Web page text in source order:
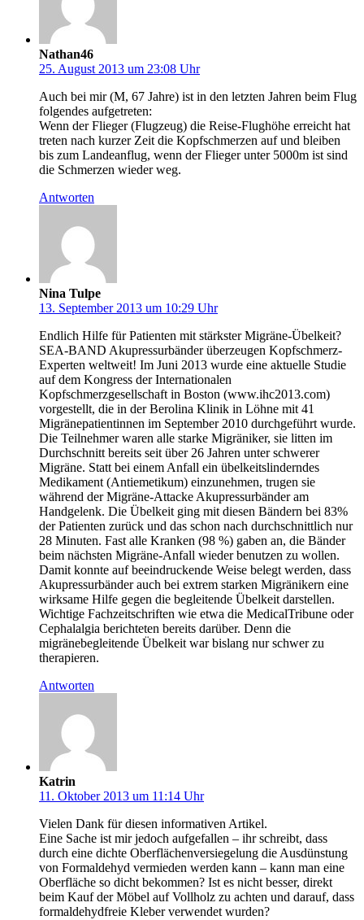
Nathan46
25. August 2013 um 23:08 Uhr
Auch bei mir (M, 67 Jahre) ist in den letzten Jahren beim Flug
folgendes aufgetreten:
Wenn der Flieger (Flugzeug) die Reise-Flughöhe erreicht hat
treten nach kurzer Zeit die Kopfschmerzen auf und bleiben
bis zum Landeanflug, wenn der Flieger unter 5000m ist sind
die Schmerzen wieder weg.
Antworten
Nina Tulpe
13. September 2013 um 10:29 Uhr
Endlich Hilfe für Patienten mit stärkster Migräne-Übelkeit?
SEA-BAND Akupressurbänder überzeugen Kopfschmerz-
Experten weltweit! Im Juni 2013 wurde eine aktuelle Studie
auf dem Kongress der Internationalen
Kopfschmerzgesellschaft in Boston (www.ihc2013.com)
vorgestellt, die in der Berolina Klinik in Löhne mit 41
Migränepatientinnen im September 2010 durchgeführt wurde.
Die Teilnehmer waren alle starke Migräniker, sie litten im
Durchschnitt bereits seit über 26 Jahren unter schwerer
Migräne. Statt bei einem Anfall ein übelkeitslinderndes
Medikament (Antiemetikum) einzunehmen, trugen sie
während der Migräne-Attacke Akupressurbänder am
Handgelenk. Die Übelkeit ging mit diesen Bändern bei 83%
der Patienten zurück und das schon nach durchschnittlich nur
28 Minuten. Fast alle Kranken (98 %) gaben an, die Bänder
beim nächsten Migräne-Anfall wieder benutzen zu wollen.
Damit konnte auf beeindruckende Weise belegt werden, dass
Akupressurbänder auch bei extrem starken Migränikern eine
wirksame Hilfe gegen die begleitende Übelkeit darstellen.
Wichtige Fachzeitschriften wie etwa die MedicalTribune oder
Cephalalgia berichteten bereits darüber. Denn die
migränebegleitende Übelkeit war bislang nur schwer zu
therapieren.
Antworten
Katrin
11. Oktober 2013 um 11:14 Uhr
Vielen Dank für diesen informativen Artikel.
Eine Sache ist mir jedoch aufgefallen – ihr schreibt, dass
durch eine dichte Oberflächenversiegelung die Ausdünstung
von Formaldehyd vermieden werden kann – kann man eine
Oberfläche so dicht bekommen? Ist es nicht besser, direkt
beim Kauf der Möbel auf Vollholz zu achten und darauf, dass
formaldehydfreie Kleber verwendet wurden?